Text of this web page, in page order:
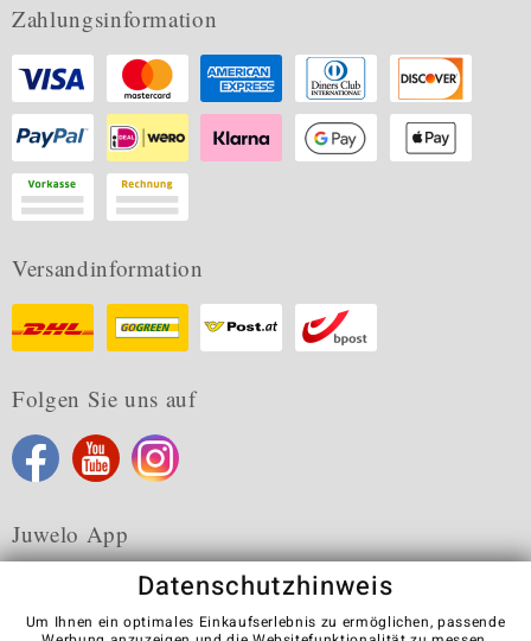
Zahlungsinformation
Versandinformation
Folgen Sie uns auf
Juwelo App
Datenschutzhinweis
Um Ihnen ein optimales Einkaufserlebnis zu ermöglichen, passende